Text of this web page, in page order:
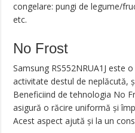
congelare: pungi de legume/
etc.
No Frost
Samsung RS552NRUA1J este
activitate destul de neplăcută,
Beneficiind de tehnologia No
asigură o răcire uniformă și
Acest aspect ajută și la un